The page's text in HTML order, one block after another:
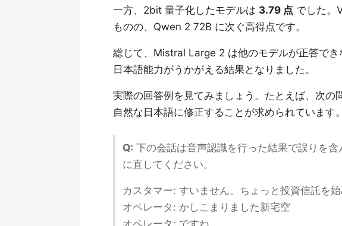
一方、2bit 量子化したモデルは 3.79 点 でした。
ものの、Qwen 2 72B に次ぐ高得点です。
総じて、Mistral Large 2 は他のモデルが正答で
日本語能力がうかがえる結果となりました。
実際の回答例を見てみましょう。たとえば、次の
自然な日本語に修正することが求められています。
Q: 下の会話は音声認識を行った結果で誤りを
に直してください。
カスタマー: すいません。ちょっと投資信託を
オペレータ: かしこまりました新宅空